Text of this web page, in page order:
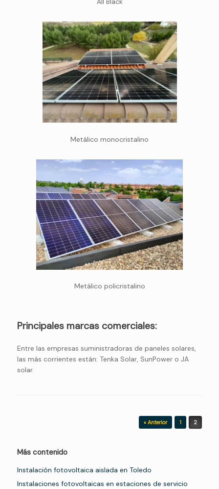
Metálico monocristalino
Metálico policristalino
Principales marcas comerciales:
Entre las empresas suministradoras de paneles solares,
las más corrientes están: Tenka Solar, SunPower o JA
solar.
« Anterior 1 2
Más contenido
Instalación fotovoltaica aislada en Toledo
Instalaciones fotovoltaicas en estaciones de servicio